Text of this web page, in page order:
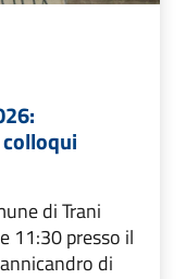
di Trani
11:30 presso il
di